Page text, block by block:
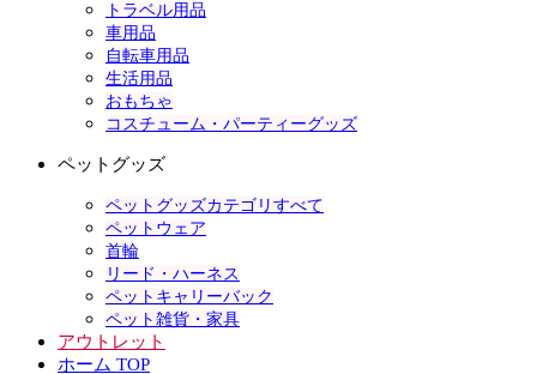
トラベル用品
車用品
自転車用品
生活用品
おもちゃ
コスチューム・パーティーグッズ
ペットグッズ
ペットグッズカテゴリすべて
ペットウェア
首輪
リード・ハーネス
ペットキャリーバック
ペット雑貨・家具
アウトレット
ホーム TOP